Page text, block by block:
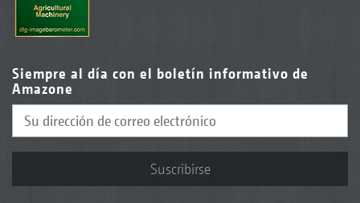
Siempre al día con el boletín informativo de
Amazone
Suscribirse